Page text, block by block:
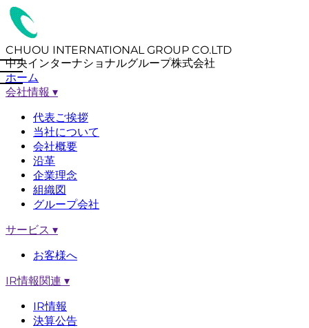
CHUOU INTERNATIONAL GROUP CO.LTD
中央インターナショナルグループ株式会社
ホーム
会社情報 ▾
代表ご挨拶
当社について
会社概要
沿革
企業理念
組織図
グループ会社
サービス ▾
お客様へ
IR情報関連 ▾
IR情報
決算公告